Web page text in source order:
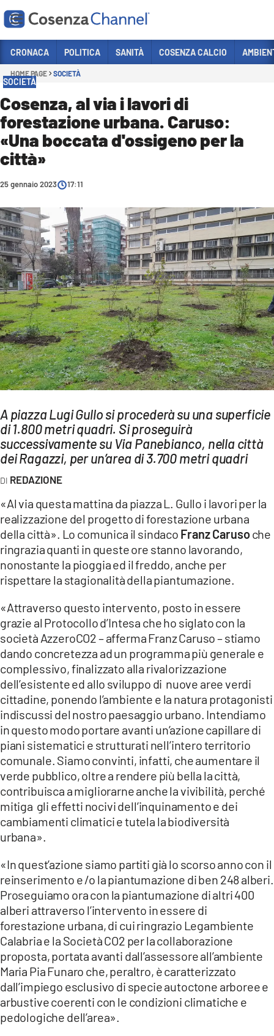
Sezioni
POLITICA
COSENZA CALCIO
ECONOMIA E LAVORO
ITALIA MONDO
SANITÀ
SPORT
CULTURA
AMBIENTE
Streaming
LAC TV
LAC NETWORK
LAC ONAIR
LaC
Network
LACPLAY.IT
LACTV.IT
LACONAIR.IT
LACITYMAG.IT
ILREGGINO.IT
COSENZACHANNEL.IT
ILVIBONESE.IT
LACAPITALENEWS.IT
App
ANDROID
APPLE
CRONACA POLITICA SANITÀ COSENZA CALCIO
HOME PAGE SOCIETÀ
SOCIETÀ
Cosenza, al via i lavori di
forestazione urbana. Caruso:
«Una boccata d'ossigeno per la
città»
25 gennaio 2023 17:11
A piazza Lugi Gullo si procederà su una superficie
di 1.800 metri quadri. Si proseguirà
successivamente su Via Panebianco, nella città
dei Ragazzi, per un’area di 3.700 metri quadri
REDAZIONE
«Al via questa mattina da piazza L. Gullo i lavori per la
realizzazione del progetto di forestazione urbana
della città». Lo comunica il sindaco Franz Carusoche
ringrazia quanti in queste ore stanno lavorando,
nonostante la pioggia ed il freddo, anche per
rispettare la stagionalità della piantumazione.
«Attraverso questo intervento, posto in essere
grazie al Protocollo d’Intesa che ho siglato con la
società AzzeroCO2 – afferma Franz Caruso – stiamo
dando concretezza ad un programma più generale e
complessivo, finalizzato alla rivalorizzazione
dell’esistente ed allo sviluppo di nuove aree verdi
cittadine, ponendo l’ambiente e la natura protagonisti
indiscussi del nostro paesaggio urbano. Intendiamo
in questo modo portare avanti un’azione capillare di
piani sistematici e strutturati nell’intero territorio
comunale. Siamo convinti, infatti, che aumentare il
verde pubblico, oltre a rendere più bella la città,
contribuisca a migliorarne anche la vivibilità, perché
mitiga gli effetti nocivi dell’inquinamento e dei
cambiamenti climatici e tutela la biodiversità
urbana».
«In quest’azione siamo partiti già lo scorso anno con il
reinserimento e /o la piantumazione di ben 248 alberi.
Proseguiamo ora con la piantumazione di altri 400
alberi attraverso l’intervento in essere di
forestazione urbana, di cui ringrazio Legambiente
Calabria e la Società CO2 per la collaborazione
proposta, portata avanti dall’assessore all’ambiente
Maria Pia Funaro che, peraltro, è caratterizzato
dall’impiego esclusivo di specie autoctone arboree e
arbustive coerenti con le condizioni climatiche e
pedologiche dell’area».